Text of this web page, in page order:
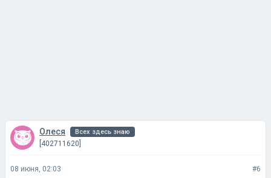
Олеся Всех здесь знаю
[402711620]
08 июня, 02:03 #6